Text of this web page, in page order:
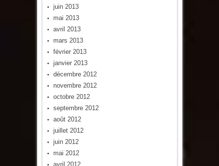
juin 2013
mai 2013
avril 2013
mars 2013
février 2013
janvier 2013
décembre 2012
novembre 2012
octobre 2012
septembre 2012
août 2012
juillet 2012
juin 2012
mai 2012
avril 2012